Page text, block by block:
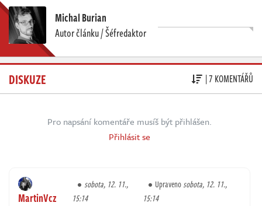
Michal Burian
Autor článku / Šéfredaktor
DISKUZE | 7 KOMENTÁŘŮ
Pro napsání komentáře musíš být přihlášen.
Přihlásit se
MartinVcz
sobota, 12. 11.,
15:14
Upravenosobota, 12. 11.,
15:14